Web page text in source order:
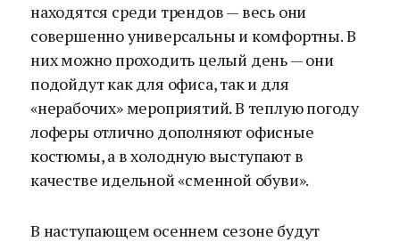
находятся среди трендов — весь они
совершенно универсальны и комфортны. В
них можно проходить целый день — они
подойдут как для офиса, так и для
«нерабочих» мероприятий. В теплую погоду
лоферы отлично дополняют офисные
костюмы, а в холодную выступают в
качестве идельной «сменной обуви».
В наступающем осеннем сезоне будут